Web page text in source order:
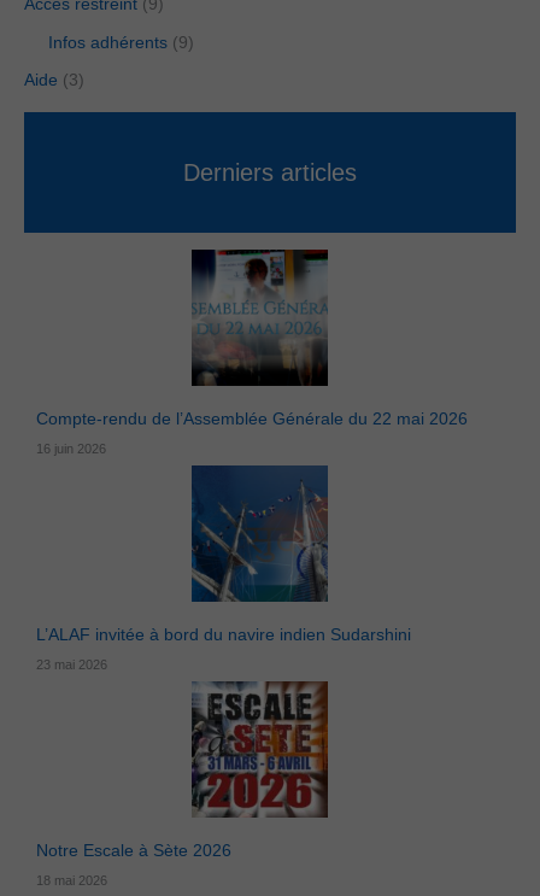
Accès restreint (9)
Infos adhérents (9)
Aide (3)
Derniers articles
Compte-rendu de l’Assemblée Générale du 22 mai 2026
16 juin 2026
L’ALAF invitée à bord du navire indien Sudarshini
23 mai 2026
Notre Escale à Sète 2026
18 mai 2026
désactivés. Ils
au bon
fonctionnement
du site Web.
Statistiques
Les cookies
statistiques
pour mesurer
comprendre
comment les
visiteurs
utilisent ce
dernier.
Les cookies
l'utilisation de
certains
contenus
embarqués
(ex: Youtube,
Vimeo) et
contribuent
ainsi à